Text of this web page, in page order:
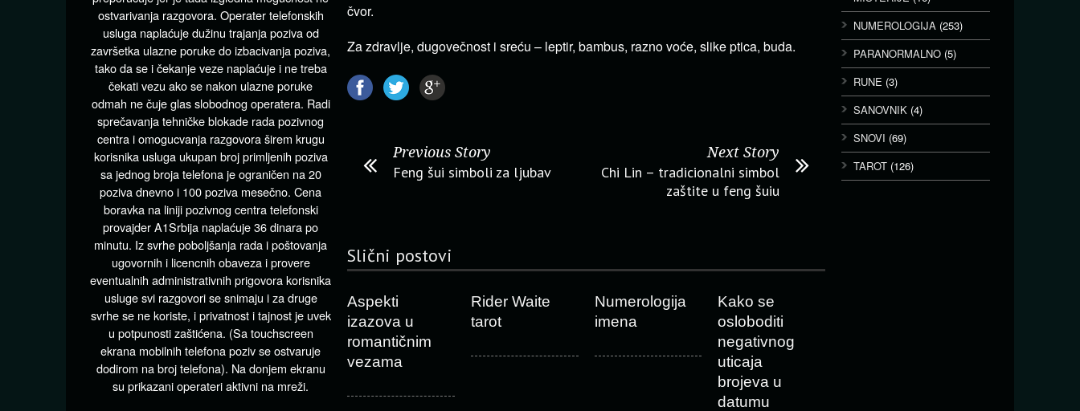
čvor.
Za zdravlje, dugovečnost i sreću – leptir, bambus, razno voće, slike ptica, buda.
Previous Story
Feng šui simboli za ljubav
Next Story
Chi Lin – tradicionalni simbol
zaštite u feng šuiu
Slični postovi
Aspekti
izazova u
romantičnim
vezama
Rider Waite
tarot
Numerologija
imena
Kako se
osloboditi
negativnog
uticaja
brojeva u
datumu
NUMEROLOGIJA (253)
PARANORMALNO (5)
RUNE (3)
SANOVNIK (4)
SNOVI (69)
TAROT (126)
ostvarivanja razgovora. Operater telefonskih
usluga naplaćuje dužinu trajanja poziva od
završetka ulazne poruke do izbacivanja poziva,
tako da se i čekanje veze naplaćuje i ne treba
čekati vezu ako se nakon ulazne poruke
odmah ne čuje glas slobodnog operatera. Radi
sprečavanja tehničke blokade rada pozivnog
centra i omogucvanja razgovora širem krugu
korisnika usluga ukupan broj primljenih poziva
sa jednog broja telefona je ograničen na 20
poziva dnevno i 100 poziva mesečno. Cena
boravka na liniji pozivnog centra telefonski
provajder A1Srbija naplaćuje 36 dinara po
minutu. Iz svrhe poboljšanja rada i poštovanja
ugovornih i licencnih obaveza i provere
eventualnih administrativnih prigovora korisnika
usluge svi razgovori se snimaju i za druge
svrhe se ne koriste, i privatnost i tajnost je uvek
u potpunosti zaštićena. (Sa touchscreen
ekrana mobilnih telefona poziv se ostvaruje
dodirom na broj telefona). Na donjem ekranu
su prikazani operateri aktivni na mreži.